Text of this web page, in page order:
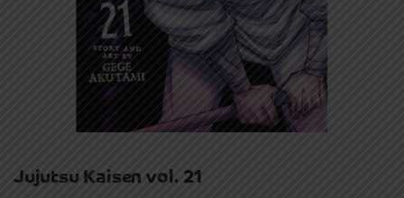
Jujutsu Kaisen vol. 21